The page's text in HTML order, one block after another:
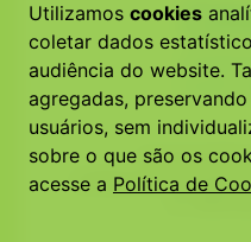
Utilizamos cookies
coletar dados
audiência do website.
agregadas,
usuários, sem
sobre o que são os
acesse a Política de